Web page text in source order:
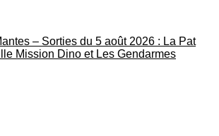
– Sorties du 5 août 2026 : La Pat
Mission Dino et Les Gendarmes